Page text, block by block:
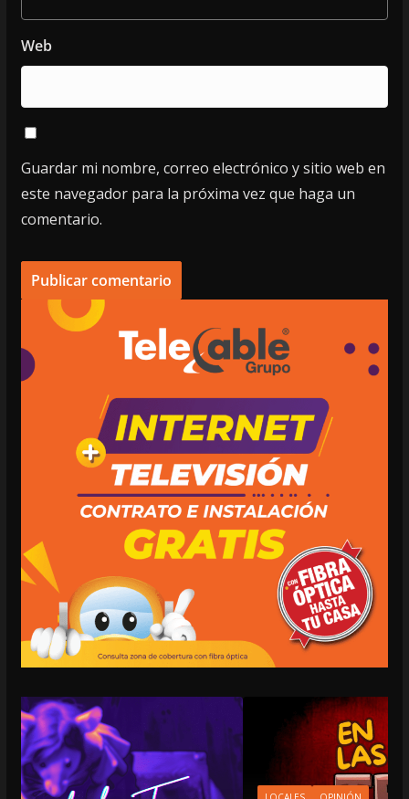
Web
Guardar mi nombre, correo electrónico y sitio web en
este navegador para la próxima vez que haga un
comentario.